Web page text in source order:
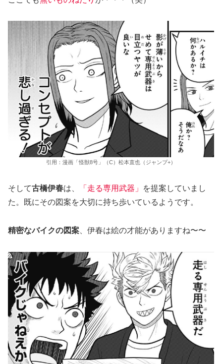
引用：漫画「怪獣8号」（C）松本直也（ジャンプ+）
そして古橋伊春は、 「走る専用武器」
を提案していまし
た。既にその図案を大切に持ち歩いているようです。
精密なバイクの図案 、伊春は絵の才能がありますね〜〜